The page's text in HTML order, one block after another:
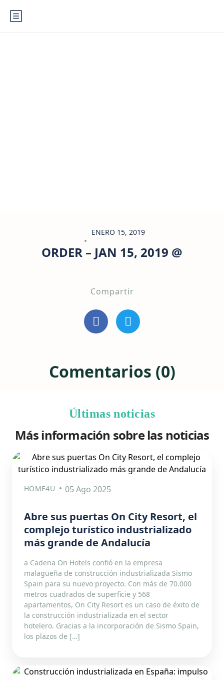
ENERO 15, 2019
ORDER – JAN 15, 2019 @
Compartir
Comentarios (0)
Últimas noticias
Más información sobre las noticias
HOME4U 05 Ago 2025
Abre sus puertas On City Resort, el
complejo turístico industrializado
más grande de Andalucía
a Cadena On Hotels confió en la empresa
malagueña de construcción industrializada Sismo
Spain para su nuevo proyecto. Con más de 70.000
metros cuadrados de superficie y 568
apartamentos, On City Resort es un caso de éxito de
la construcción industrializada en el sector
hotelero. Gracias a la incorporación de Sismo Spain,
los plazos de […]